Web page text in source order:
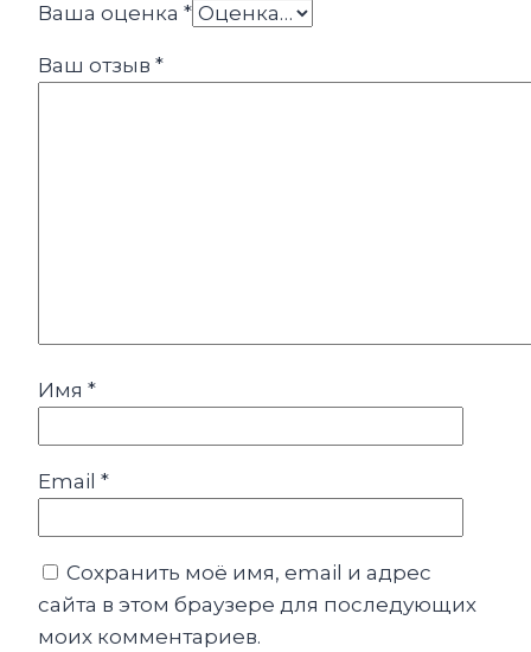
Ваша оценка *
Ваш отзыв *
Имя *
Email *
Сохранить моё имя, email и адрес
сайта в этом браузере для последующих
моих комментариев.